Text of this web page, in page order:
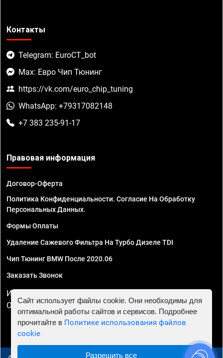
Контакты
Telegram: EuroCT_bot
Max: Евро Чип Тюнинг
https://vk.com/euro_chip_tuning
WhatsApp: +79317082148
+7 383 235-91-17
Правовая информация
Договор-Оферта
Политика Конфиденциальности. Согласие На Обработку
Персональных Данных.
Формы Оплаты
Удаление Сажевого Фильтра На Турбо Дизеле TDI
Чип Тюнинг BMW После 2020.06
Заказать Звонок
ИП Смирнов Георгий Павлович. ИНН 781302555843,
ОГРНИП 324470400032610
Сайт использует файлы cookie. Они необходимы для
оптимальной работы сайтов и сервисов. Подробнее
прочитайте в Политике использования файлов
cookie
Разрешить все